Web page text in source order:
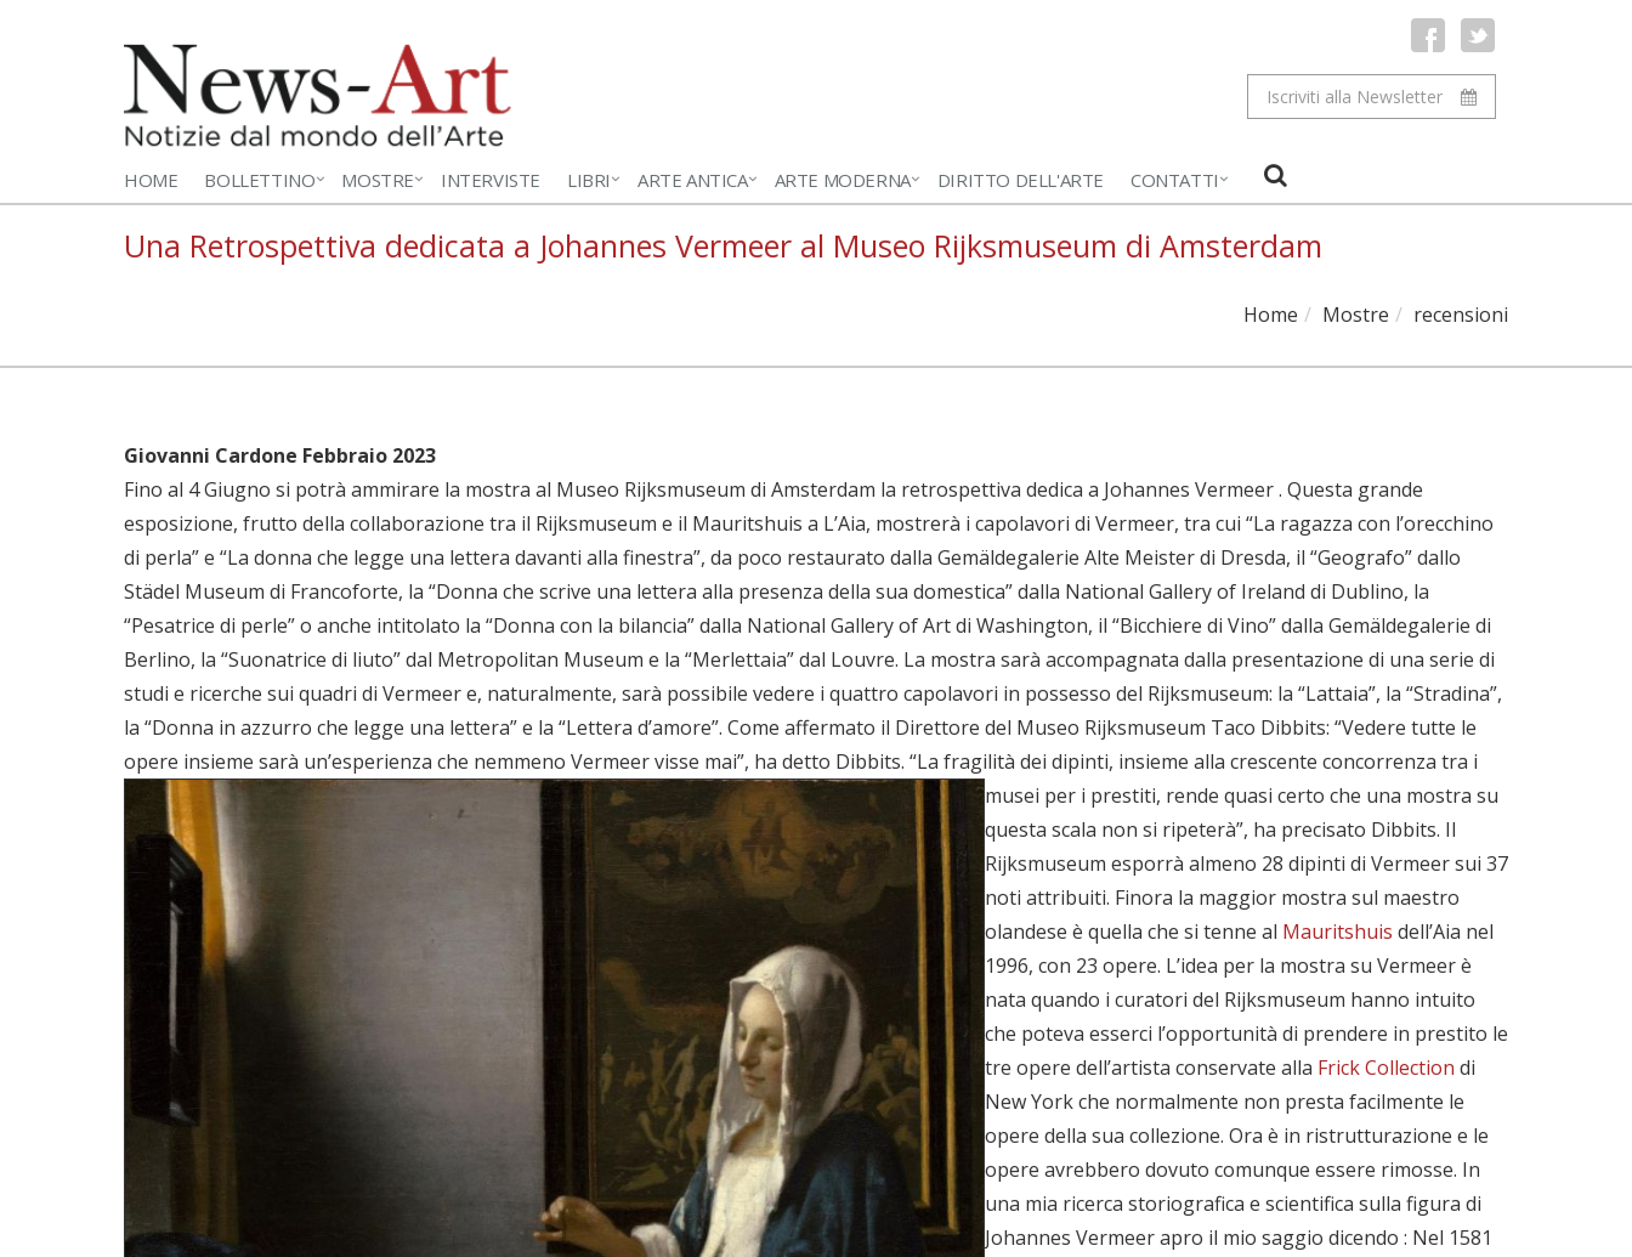
Iscriviti alla Newsletter
HOME BOLLETTINO MOSTRE INTERVISTE LIBRI ARTE ANTICA ARTE MODERNA DIRITTO DELL'ARTE CONTATTI
Una Retrospettiva dedicata a Johannes Vermeer al Museo Rijksmuseum di Amsterdam
Home Mostre recensioni
Giovanni Cardone Febbraio 2023
Fino al 4 Giugno si potrà ammirare la mostra al Museo Rijksmuseum di Amsterdam la retrospettiva dedica a Johannes Vermeer . Questa grande
esposizione, frutto della collaborazione tra il Rijksmuseum e il Mauritshuis a L’Aia, mostrerà i capolavori di Vermeer, tra cui “La ragazza con l’orecchino
di perla” e “La donna che legge una lettera davanti alla finestra”, da poco restaurato dalla Gemäldegalerie Alte Meister di Dresda, il “Geografo” dallo
Städel Museum di Francoforte, la “Donna che scrive una lettera alla presenza della sua domestica” dalla National Gallery of Ireland di Dublino, la
“Pesatrice di perle” o anche intitolato la “Donna con la bilancia” dalla National Gallery of Art di Washington, il “Bicchiere di Vino” dalla Gemäldegalerie di
Berlino, la “Suonatrice di liuto” dal Metropolitan Museum e la “Merlettaia” dal Louvre. La mostra sarà accompagnata dalla presentazione di una serie di
studi e ricerche sui quadri di Vermeer e, naturalmente, sarà possibile vedere i quattro capolavori in possesso del Rijksmuseum: la “Lattaia”, la “Stradina”,
la “Donna in azzurro che legge una lettera” e la “Lettera d’amore”. Come affermato il Direttore del Museo Rijksmuseum Taco Dibbits: “Vedere tutte le
opere insieme sarà un’esperienza che nemmeno Vermeer visse mai”, ha detto Dibbits. “La fragilità dei dipinti, insieme alla crescente concorrenza tra i
musei per i prestiti, rende quasi certo che una mostra su
questa scala non si ripeterà”, ha precisato Dibbits. Il
Rijksmuseum esporrà almeno 28 dipinti di Vermeer sui 37
noti attribuiti. Finora la maggior mostra sul maestro
olandese è quella che si tenne al Mauritshuis dell’Aia nel
1996, con 23 opere. L’idea per la mostra su Vermeer è
nata quando i curatori del Rijksmuseum hanno intuito
che poteva esserci l’opportunità di prendere in prestito le
tre opere dell’artista conservate alla Frick Collection di
New York che normalmente non presta facilmente le
opere della sua collezione. Ora è in ristrutturazione e le
opere avrebbero dovuto comunque essere rimosse. In
una mia ricerca storiografica e scientifica sulla figura di
Johannes Vermeer apro il mio saggio dicendo : Nel 1581